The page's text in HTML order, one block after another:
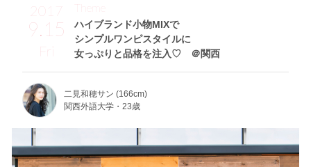
2017
9.15
Fri
ハイブランド小物MIXで
シンプルワンピスタイルに
女っぷりと品格を注入♡ ＠関西
Theme
二見和穂サン (166cm)
関西外語大学・23歳